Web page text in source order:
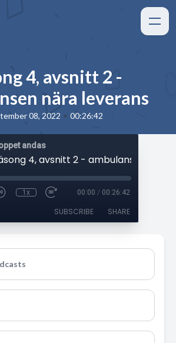
4, avsnitt 2 -
nära leverans
08, 2022 • 00:26:42
andas
1x 00:00 / 00:26:42
SUBSCRIBE SHARE